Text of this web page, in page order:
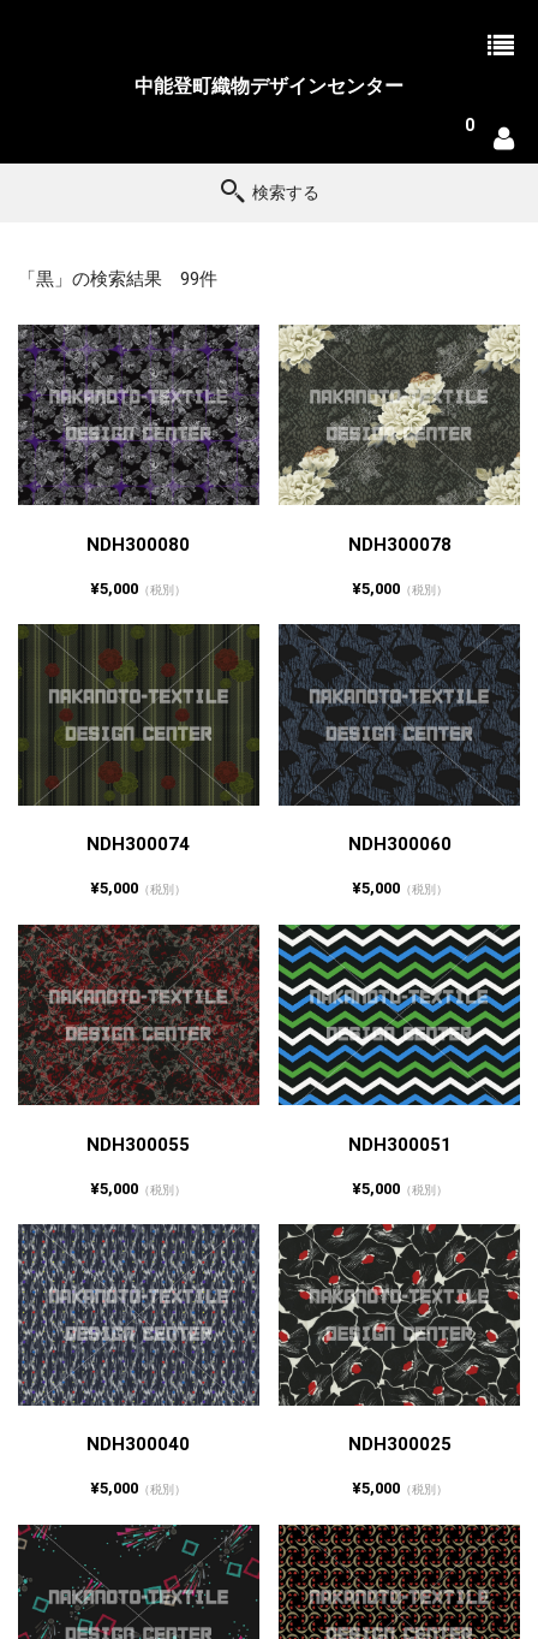
中能登町織物デザインセンター
0
検索する
「黒」の検索結果 99件
NDH300080
¥5,000 （税別）
NDH300078
¥5,000（税別）
NDH300074
¥5,000 （税別）
NDH300060
¥5,000（税別）
NDH300055
¥5,000 （税別）
NDH300051
¥5,000（税別）
NDH300040
¥5,000 （税別）
NDH300025
¥5,000（税別）